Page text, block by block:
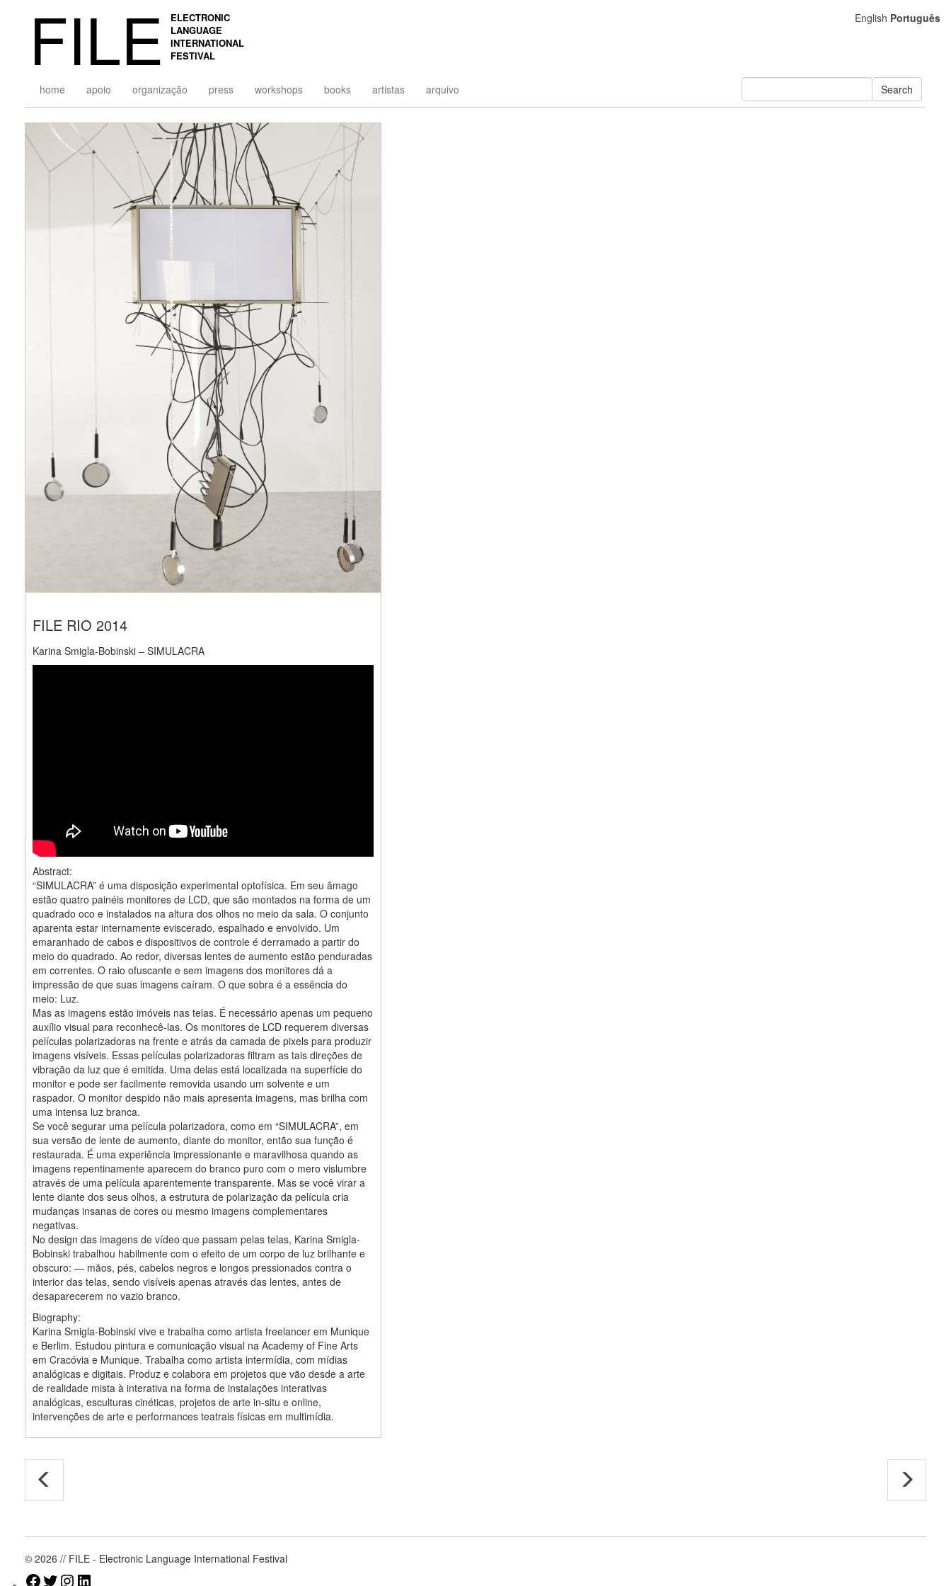
FILE
ELECTRONIC
LANGUAGE
INTERNATIONAL
FESTIVAL
home apoio organização press workshops books artistas arquivo Search
FILE RIO 2014
Karina Smigla-Bobinski – SIMULACRA
Abstract:
“SIMULACRA” é uma disposição experimental optofísica. Em seu âmago
estão quatro painéis monitores de LCD, que são montados na forma de um
quadrado oco e instalados na altura dos olhos no meio da sala. O conjunto
aparenta estar internamente eviscerado, espalhado e envolvido. Um
emaranhado de cabos e dispositivos de controle é derramado a partir do
meio do quadrado. Ao redor, diversas lentes de aumento estão penduradas
em correntes. O raio ofuscante e sem imagens dos monitores dá a
impressão de que suas imagens caíram. O que sobra é a essência do
meio: Luz.
Mas as imagens estão imóveis nas telas. É necessário apenas um pequeno
auxílio visual para reconhecê-las. Os monitores de LCD requerem diversas
películas polarizadoras na frente e atrás da camada de pixels para produzir
imagens visíveis. Essas películas polarizadoras filtram as tais direções de
vibração da luz que é emitida. Uma delas está localizada na superfície do
monitor e pode ser facilmente removida usando um solvente e um
raspador. O monitor despido não mais apresenta imagens, mas brilha com
uma intensa luz branca.
Se você segurar uma película polarizadora, como em “SIMULACRA”, em
sua versão de lente de aumento, diante do monitor, então sua função é
restaurada. É uma experiência impressionante e maravilhosa quando as
imagens repentinamente aparecem do branco puro com o mero vislumbre
através de uma película aparentemente transparente. Mas se você virar a
lente diante dos seus olhos, a estrutura de polarização da película cria
mudanças insanas de cores ou mesmo imagens complementares
negativas.
No design das imagens de vídeo que passam pelas telas, Karina Smigla-
Bobinski trabalhou habilmente com o efeito de um corpo de luz brilhante e
obscuro: — mãos, pés, cabelos negros e longos pressionados contra o
interior das telas, sendo visíveis apenas através das lentes, antes de
desaparecerem no vazio branco.
Biography:
Karina Smigla-Bobinski vive e trabalha como artista freelancer em Munique
e Berlim. Estudou pintura e comunicação visual na Academy of Fine Arts
em Cracóvia e Munique. Trabalha como artista intermídia, com mídias
analógicas e digitais. Produz e colabora em projetos que vão desde a arte
de realidade mista à interativa na forma de instalações interativas
analógicas, esculturas cinéticas, projetos de arte in-situ e online,
intervenções de arte e performances teatrais físicas em multimídia.
© 2026 // FILE - Electronic Language International Festival
Facebook
TwitterInstagram
English Português